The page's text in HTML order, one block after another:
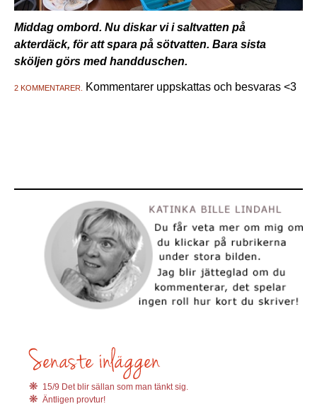
Middag ombord. Nu diskar vi i saltvatten på
akterdäck, för att spara på sötvatten. Bara sista
sköljen görs med handduschen.
2 KOMMENTARER. Kommentarer uppskattas och besvaras <3
15/9 Det blir sällan som man tänkt sig.
Äntligen provtur!